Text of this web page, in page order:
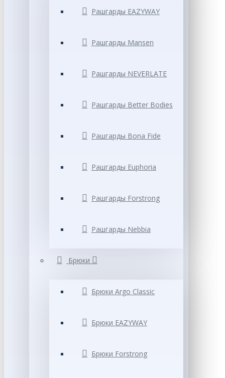
Рашгарды EAZYWAY
Рашгарды Mansen
Рашгарды NEVERLATE
Рашгарды Better Bodies
Рашгарды Bona Fide
Рашгарды Euphoria
Рашгарды Forstrong
Рашгарды Nebbia
Брюки
Брюки Argo Classic
Брюки EAZYWAY
Брюки Forstrong